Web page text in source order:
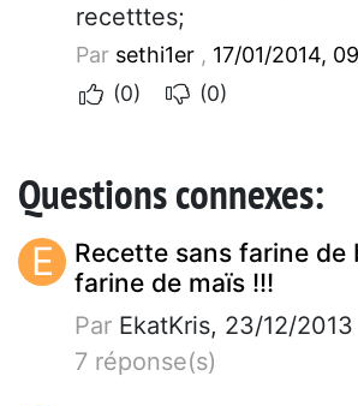
recetttes;
Par sethi1er , 17/01/2014,
(0)
(0)
Questions connexes:
E
Recette sans farine de
farine de maïs !!!
Par EkatKris, 23/12/2013
7 réponse(s)